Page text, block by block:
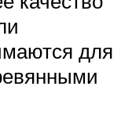
для